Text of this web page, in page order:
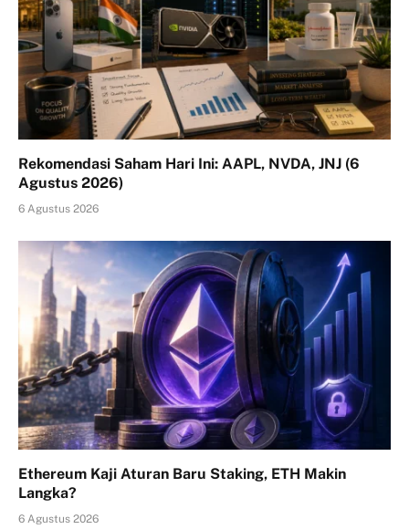
Rekomendasi Saham Hari Ini: AAPL, NVDA, JNJ (6
Agustus 2026)
6 Agustus 2026
Ethereum Kaji Aturan Baru Staking, ETH Makin
Langka?
6 Agustus 2026